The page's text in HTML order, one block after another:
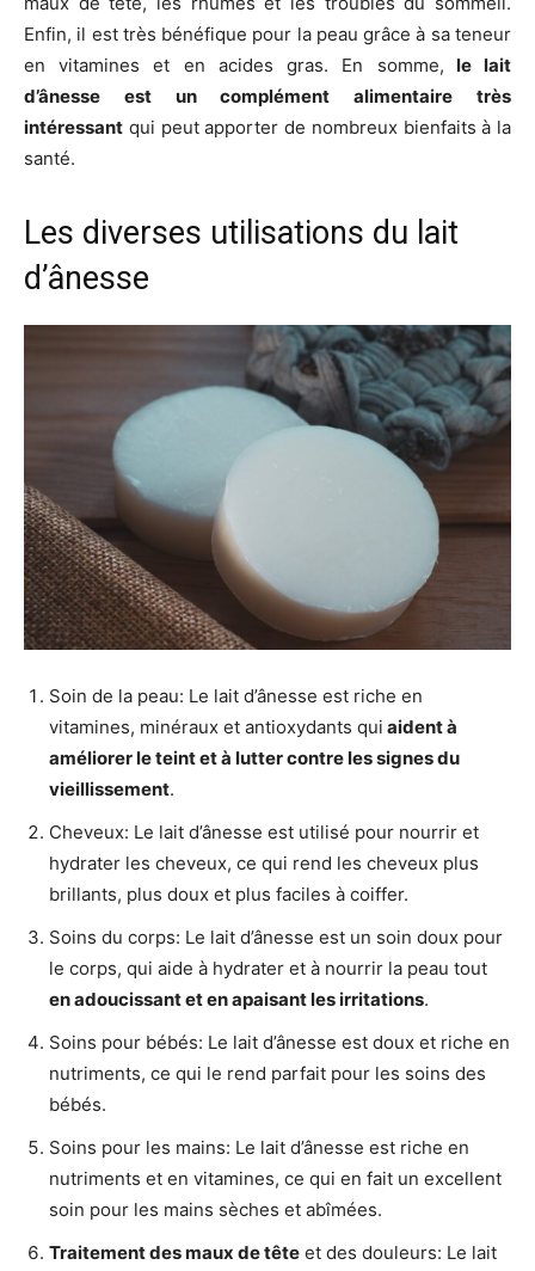
Enfin, il est très bénéfique pour la peau grâce à sa teneur
en vitamines et en acides gras. En somme, le lait
d’ânesse est un complément alimentaire très
intéressant qui peut apporter de nombreux bienfaits à la
santé.
Les diverses utilisations du lait
d’ânesse
Soin de la peau: Le lait d’ânesse est riche en
vitamines, minéraux et antioxydants qui aident à
améliorer le teint et à lutter contre les signes du
vieillissement.
Cheveux: Le lait d’ânesse est utilisé pour nourrir et
hydrater les cheveux, ce qui rend les cheveux plus
brillants, plus doux et plus faciles à coiffer.
Soins du corps: Le lait d’ânesse est un soin doux pour
le corps, qui aide à hydrater et à nourrir la peau tout
en adoucissant et en apaisant les irritations.
Soins pour bébés: Le lait d’ânesse est doux et riche en
nutriments, ce qui le rend parfait pour les soins des
bébés.
Soins pour les mains: Le lait d’ânesse est riche en
nutriments et en vitamines, ce qui en fait un excellent
soin pour les mains sèches et abîmées.
Traitement des maux de tête et des douleurs: Le lait